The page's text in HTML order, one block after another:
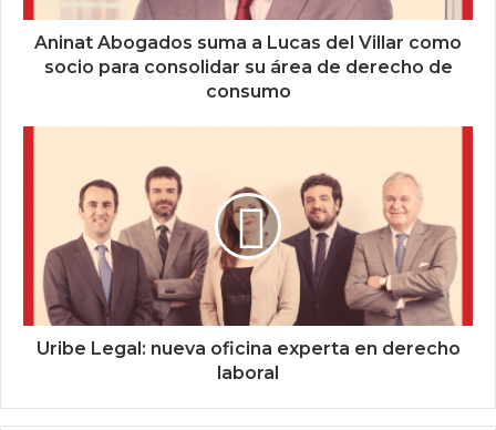
Aninat Abogados suma a Lucas del Villar como
socio para consolidar su área de derecho de
consumo
Uribe Legal: nueva oficina experta en derecho
laboral